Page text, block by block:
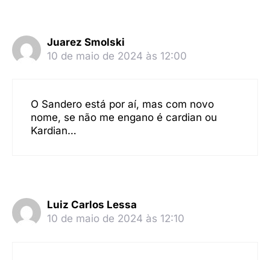
Juarez Smolski
10 de maio de 2024 às 12:00
O Sandero está por aí, mas com novo
nome, se não me engano é cardian ou
Kardian…
Luiz Carlos Lessa
10 de maio de 2024 às 12:10